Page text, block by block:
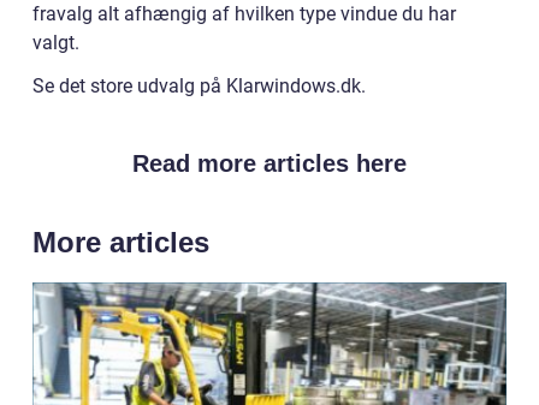
fravalg alt afhængig af hvilken type vindue du har
valgt.
Se det store udvalg på Klarwindows.dk.
Read more articles here
More articles